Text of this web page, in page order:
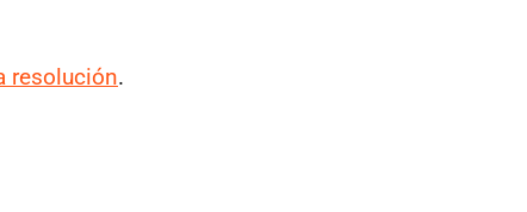
resolución.